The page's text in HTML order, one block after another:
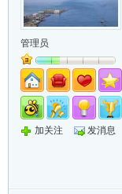
管理员
加关注 发消息